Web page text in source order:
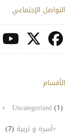
التواصل الإجتماعي
الأقسام
Uncategorized(1)
أسرة و تربية (7)